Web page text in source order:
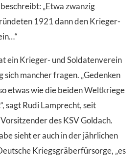
„Etwa zwanzig
1921 dann den Krieger-
ein Krieger- und Soldatenverein
sich mancher fragen. „Gedenken
etwas wie die beiden Weltkriege
sagt Rudi Lamprecht, seit
des KSV Goldach.
sieht er auch in der jährlichen
Kriegsgräberfürsorge, „es